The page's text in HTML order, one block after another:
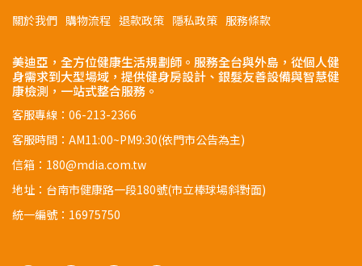
關於我們 購物流程 退款政策 隱私政策 服務條款
美迪亞，全方位健康生活規劃師。服務全台與外島，從個人健
身需求到大型場域，提供健身房設計、銀髮友善設備與智慧健
康檢測，一站式整合服務。
客服專線：06-213-2366
客服時間：AM11:00~PM9:30(依門市公告為主)
信箱：180@mdia.com.tw
地址：台南市健康路一段180號(市立棒球場斜對面)
統一編號：16975750